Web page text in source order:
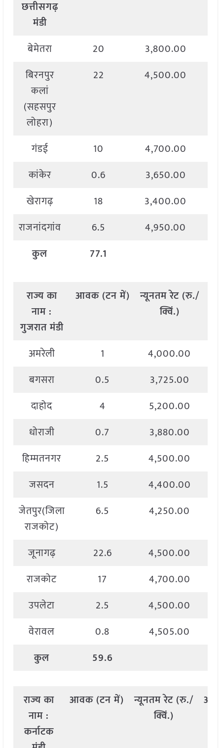
छत्तीसगढ़
मंडी
बेमेतरा 20 3,800.00
बिरनपुर
कलां
(सहसपुर
लोहरा)
22 4,500.00
गंडई 10 4,700.00
कांकेर
0.6 3,650.00
खेरागढ़
18 3,400.00
राजनांदगांव
6.5 4,950.00
कुल
77.1
राज्यका
नाम :
गुजरात मंडी
आवक (टनमें) न्यूनतमरेट (रु./
क्विं.)
अमरेली 1
4,000.00
बगसरा
0.5
3,725.00
दाहोद
4
5,200.00
धोराजी
0.7
3,880.00
हिम्मतनगर
2.5
4,500.00
जसदन
1.5
4,400.00
जेतपुर(जिला
राजकोट)
6.5 4,250.00
जूनागढ़ 22.6
4,500.00
राजकोट
17
4,700.00
उपलेटा
2.5
4,500.00
वेरावल
0.8
4,505.00
कुल
59.6
राज्यका
नाम :
कर्नाटक
आवक (टनमें) न्यूनतमरेट (रु./
क्विं.)